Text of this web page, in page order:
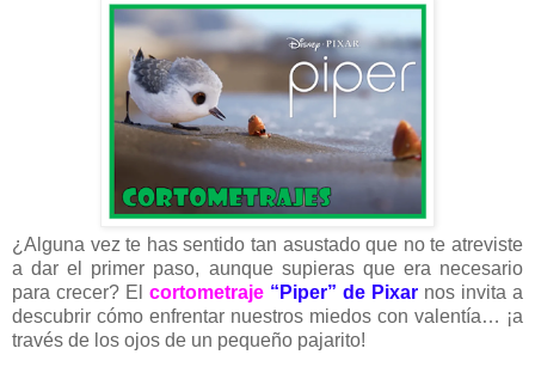
¿Alguna vez te has sentido tan asustado que no te atreviste
a dar el primer paso, aunque supieras que era necesario
para crecer? El cortometraje “Piper” de Pixar nos invita a
descubrir cómo enfrentar nuestros miedos con valentía… ¡a
través de los ojos de un pequeño pajarito!